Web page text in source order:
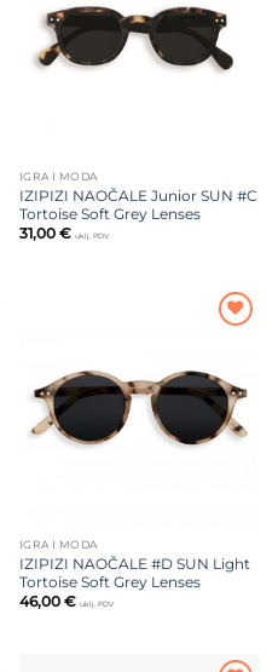
IGRA I MODA
IZIPIZI NAOČALE Junior SUN #C
Tortoise Soft Grey Lenses
31,00 € uklj. PDV
želja
IGRA I MODA
IZIPIZI NAOČALE #D SUN Light
Tortoise Soft Grey Lenses
46,00 € uklj. PDV